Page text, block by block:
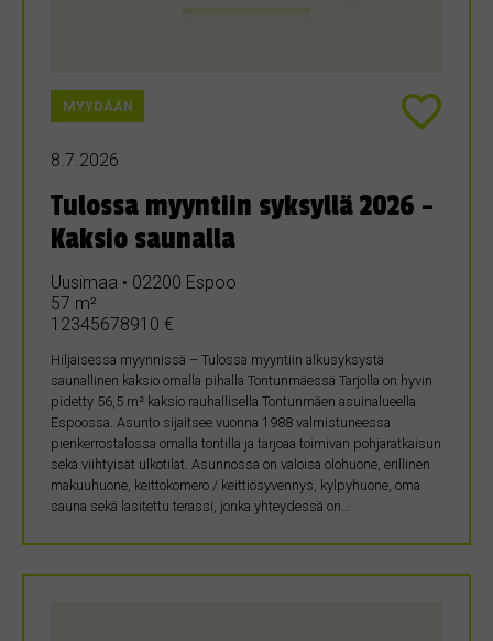
MYYDÄÄN
8.7.2026
Tulossa myyntiin syksyllä 2026 –
Kaksio saunalla
Uusimaa • 02200 Espoo
57 m²
12345678910 €
Hiljaisessa myynnissä – Tulossa myyntiin alkusyksystä
saunallinen kaksio omalla pihalla Tontunmäessä Tarjolla on hyvin
pidetty 56,5 m² kaksio rauhallisella Tontunmäen asuinalueella
Espoossa. Asunto sijaitsee vuonna 1988 valmistuneessa
pienkerrostalossa omalla tontilla ja tarjoaa toimivan pohjaratkaisun
sekä viihtyisät ulkotilat. Asunnossa on valoisa olohuone, erillinen
makuuhuone, keittokomero / keittiösyvennys, kylpyhuone, oma
sauna sekä lasitettu terassi, jonka yhteydessä on…